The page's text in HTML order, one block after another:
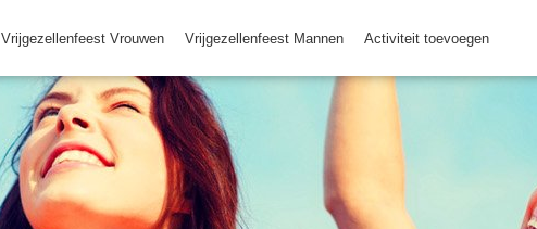
Vrijgezellenfeest Vrouwen Vrijgezellenfeest Mannen Activiteit toevoegen